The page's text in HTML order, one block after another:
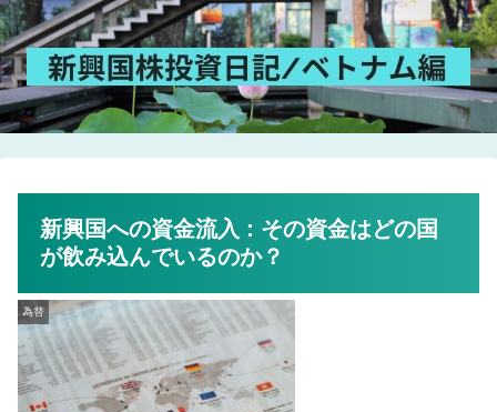
新興国への資金流入 : その資金はどの国
が飲み込んでいるのか？
為替